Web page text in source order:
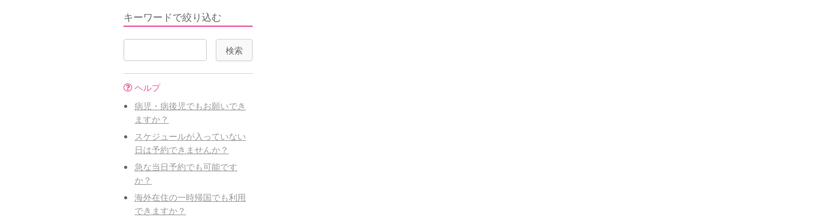
キーワードで絞り込む
ヘルプ
病児・病後児でもお願いでき
ますか？
スケジュールが入っていない
日は予約できませんか？
急な当日予約でも可能です
か？
海外在住の一時帰国でも利用
できますか？